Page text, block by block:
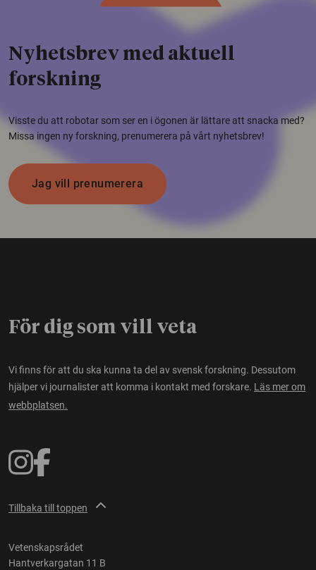
Nyhetsbrev med aktuell
forskning
Visste du att robotar som ser en i ögonen är lättare att snacka med?
Missa ingen ny forskning, prenumerera på vårt nyhetsbrev!
Jag vill prenumerera
För dig som vill veta
Vi finns för att du ska kunna ta del av svensk forskning. Dessutom
hjälper vi journalister att komma i kontakt med forskare. Läs mer om
webbplatsen.
Tillbaka till toppen
Vetenskapsrådet
Hantverkargatan 11 B